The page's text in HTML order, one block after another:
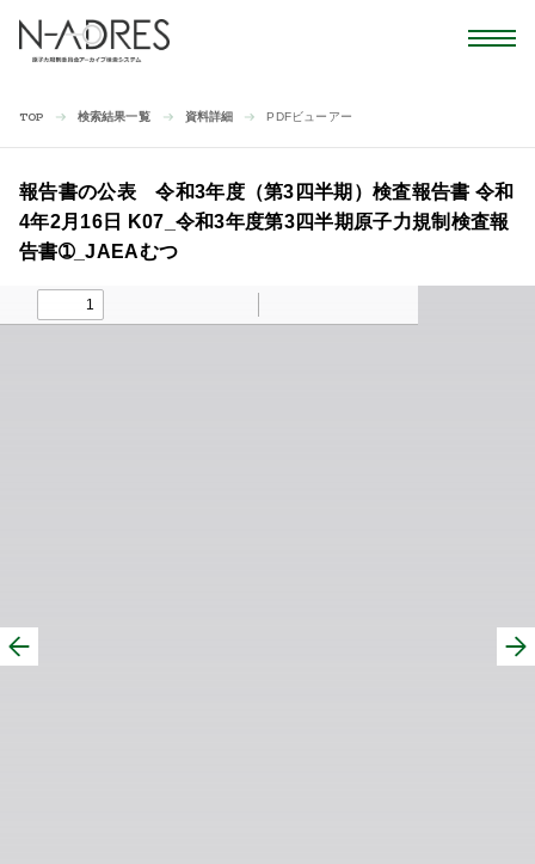
TOP 検索結果一覧 資料詳細 PDFビューアー
報告書の公表 令和3年度（第3四半期）検査報告書 令和
4年2月16日 K07_令和3年度第3四半期原子力規制検査報
告書➀_JAEAむつ